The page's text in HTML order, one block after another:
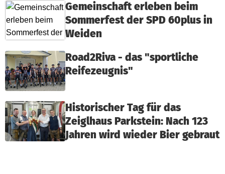
Gemeinschaft erleben beim
Sommerfest der SPD 60plus in
Weiden
Road2Riva - das "sportliche
Reifezeugnis"
Historischer Tag für das
Zeiglhaus Parkstein: Nach 123
Jahren wird wieder Bier gebraut